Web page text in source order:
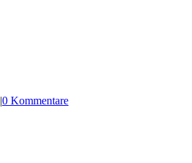
|0 Kommentare